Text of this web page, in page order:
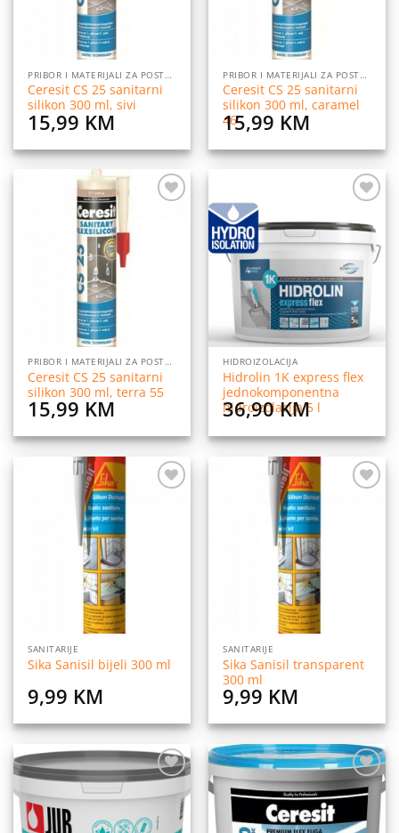
PRIBOR I MATERIJALI ZA POSTAVLJANJE PLOČICA
Ceresit CS 25 sanitarni
silikon 300 ml, sivi
15,99 KM
PRIBOR I MATERIJALI ZA POSTAVLJANJE PLOČICA
Ceresit CS 25 sanitarni
silikon 300 ml, caramel
46
15,99 KM
PRIBOR I MATERIJALI ZA POSTAVLJANJE PLOČICA
Ceresit CS 25 sanitarni
silikon 300 ml, terra 55
15,99 KM
na
želja
HIDROIZOLACIJA
Hidrolin 1K express flex
jednokomponentna
hidroizolacija 5 l
36,90KM
SANITARIJE
Sika Sanisil bijeli 300 ml
9,99 KM
SANITARIJE
Sika Sanisil transparent
300 ml
9,99 KM
želja
Dodaj
na
listu
želja